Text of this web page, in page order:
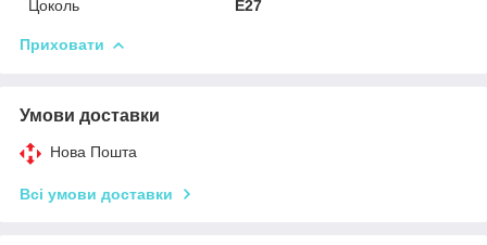
Цоколь
E27
Приховати
Умови доставки
Нова Пошта
Всі умови доставки